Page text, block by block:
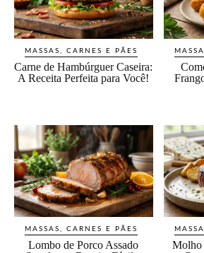
MASSAS, CARNES E PÃES
Carne de Hambúrguer Caseira:
A Receita Perfeita para Você!
MASSAS, CARNES E PÃES
Lombo de Porco Assado
Molho